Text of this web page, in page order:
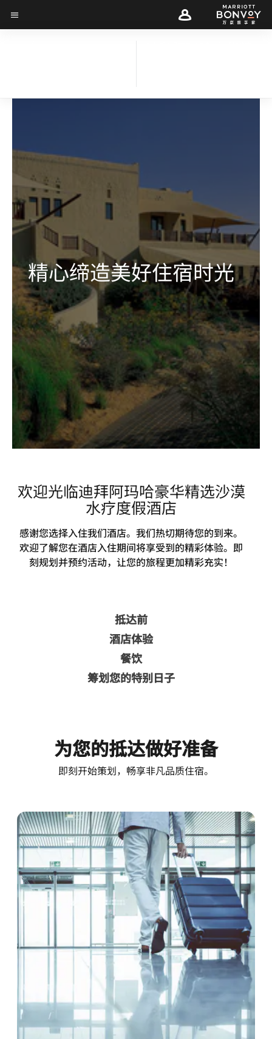
Skip
to菜单文本
精心缔造美好住宿时光
欢迎光临迪拜阿玛哈豪华精选沙漠
水疗度假酒店
感谢您选择入住我们酒店。我们热切期待您的到来。
欢迎了解您在酒店入住期间将享受到的精彩体验。即
刻规划并预约活动，让您的旅程更加精彩充实！
抵达前
酒店体验
餐饮
筹划您的特别日子
为您的抵达做好准备
即刻开始策划，畅享非凡品质住宿。